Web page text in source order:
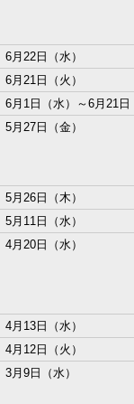
6月22日（水）
6月21日（火）
6月1日（水）～6月21日
5月27日（金）
5月26日（木）
5月11日（水）
4月20日（水）
4月13日（水）
4月12日（火）
3月9日（水）